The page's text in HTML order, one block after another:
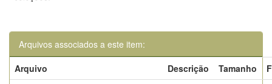
Arquivos associados a este item:
Arquivo
Descrição Tamanho